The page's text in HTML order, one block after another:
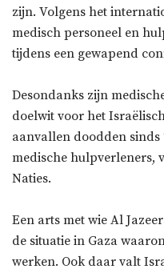
zijn. Volgens het
medisch personeel en
tijdens een gewapend
Desondanks zijn
doelwit voor het
aanvallen doodden sinds
medische hulpverleners,
Naties.
Een arts met wie Al
de situatie in Gaza
werken. Ook daar valt